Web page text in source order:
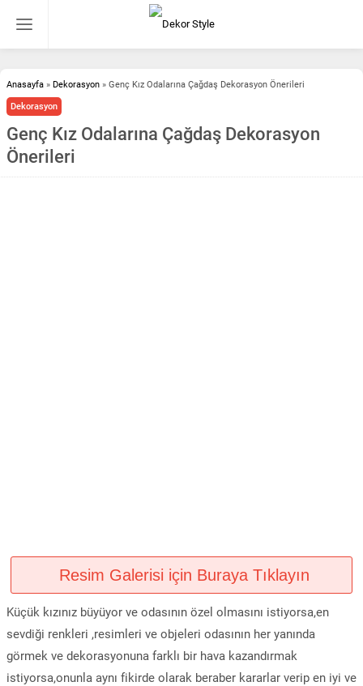
Anasayfa » Dekorasyon » Genç Kız Odalarına Çağdaş Dekorasyon Önerileri
Dekorasyon
Genç Kız Odalarına Çağdaş Dekorasyon
Önerileri
Resim Galerisi için Buraya Tıklayın
Küçük kızınız büyüyor ve odasının özel olmasını istiyorsa,en
sevdiği renkleri ,resimleri ve objeleri odasının her yanında
görmek ve dekorasyonuna farklı bir hava kazandırmak
istiyorsa,onunla aynı fikirde olarak beraber kararlar verip en iyi ve